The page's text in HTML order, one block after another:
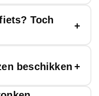
aanrijding
je toch recht op
Toch
niet hebt kunnen
beschikken